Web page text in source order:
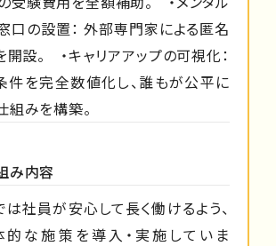
口の設置： 外部専門家による匿名
設。 ・キャリアアップの可視化：
件を完全数値化し、誰もが公平に
組みを構築。
み内容
は社員が安心して長く働けるよう、
な施策を導入・実施していま